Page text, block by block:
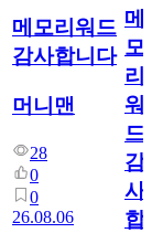
메모리워드
감사합니다
머니맨
28
0
0
26.08.06
메
모
리
워
드
감
사
합